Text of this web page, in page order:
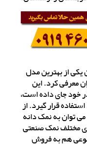
یکی از بهترین مدل
معرفی کرد. این
خود جای داده است،
قرار گیرد. از
توان به نمک دانه
مختلف نمک صنعتی
هم به فروش